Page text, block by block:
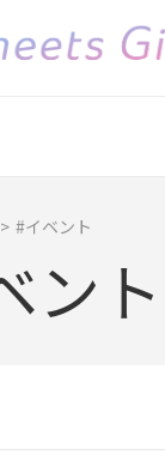
> #イベント
ント